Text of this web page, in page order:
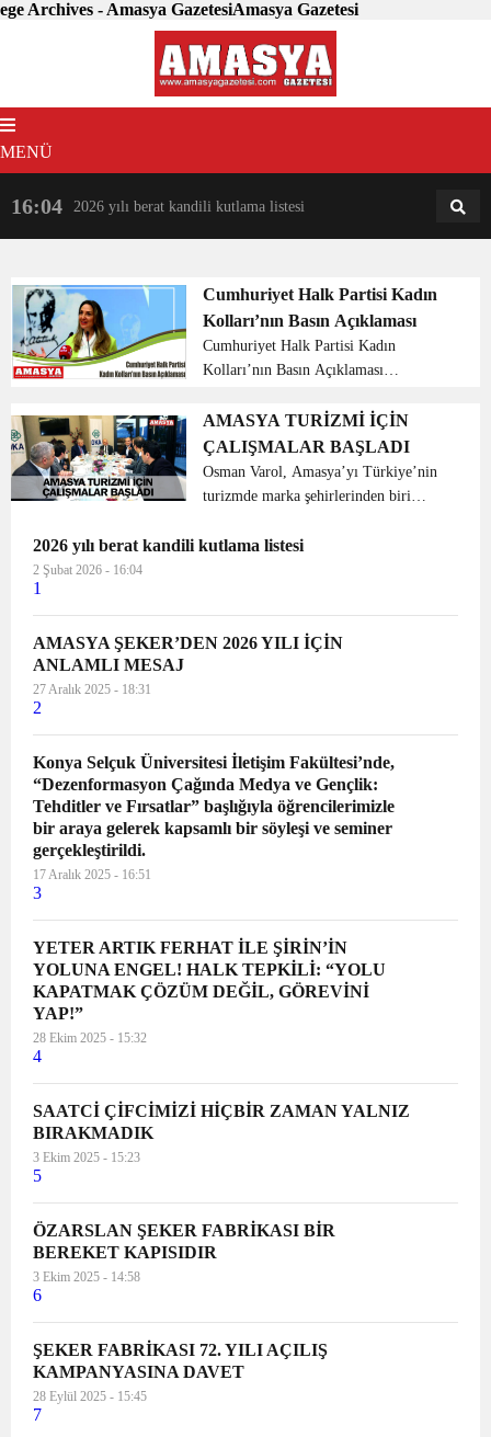
ege Archives - Amasya GazetesiAmasya Gazetesi
MENÜ
16:04 2026 yılı berat kandili kutlama listesi 18:31
Cumhuriyet Halk Partisi Kadın
Kolları’nın Basın Açıklaması
Cumhuriyet Halk Partisi Kadın
Kolları’nın Basın Açıklaması
kollarının 81 ilde eş zamanlı yaptığı
basın açıklamasında şunlara
değinilmiştir; ‘’Türkiye kadınların
seçme ve ...
AMASYA TURİZMİ İÇİN
ÇALIŞMALAR BAŞLADI
Osman Varol, Amasya’yı Türkiye’nin
turizmde marka şehirlerinden biri
ilerlediklerini söyledi. Vitrini olan
2026 yılı berat kandili kutlama listesi
2 Şubat 2026 - 16:04
1
AMASYA ŞEKER’DEN 2026 YILI İÇİN
ANLAMLI MESAJ
27 Aralık 2025 - 18:31
2
Konya Selçuk Üniversitesi İletişim Fakültesi’nde,
“Dezenformasyon Çağında Medya ve Gençlik:
Tehditler ve Fırsatlar” başlığıyla öğrencilerimizle
bir araya gelerek kapsamlı bir söyleşi ve seminer
gerçekleştirildi.
17 Aralık 2025 - 16:51
3
YETER ARTIK FERHAT İLE ŞİRİN’İN
YOLUNA ENGEL! HALK TEPKİLİ: “YOLU
KAPATMAK ÇÖZÜM DEĞİL, GÖREVİNİ
YAP!”
28 Ekim 2025 - 15:32
4
SAATCİ ÇİFCİMİZİ HİÇBİR ZAMAN YALNIZ
BIRAKMADIK
3 Ekim 2025 - 15:23
5
ÖZARSLAN ŞEKER FABRİKASI BİR
BEREKET KAPISIDIR
3 Ekim 2025 - 14:58
6
ŞEKER FABRİKASI 72. YILI AÇILIŞ
KAMPANYASINA DAVET
28 Eylül 2025 - 15:45
7